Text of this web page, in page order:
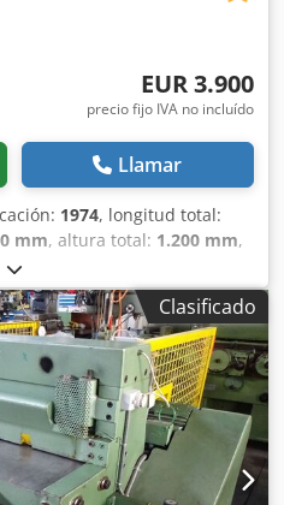
EUR 3.900
precio fijo IVA no incluído
Llamar
1974, longitud total:
mm, altura total: 1.200 mm,
de fabricación: 1974 -
Dksdjzry Suepfx Ai Eer -
- Número de serie: 72 -
accionamiento: Mecánico -
3 - Ancho de trabajo máx.
- Profundidad de tope
estándar - Dimensiones
x 1200mm (l x a x h) -
1000kg - Número de bultos
financiera IVA: El
Clasificado